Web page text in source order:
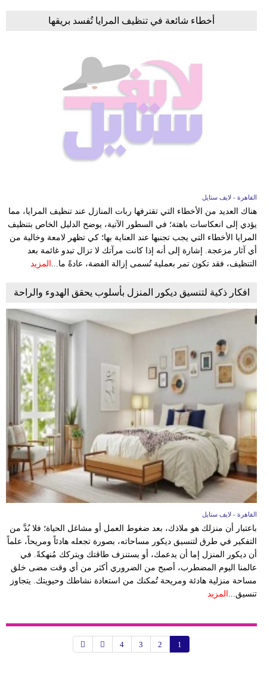
أخطاء شائعة في تنظيف المرايا تُفسد بريقها
القاهرة - لايف ستايل
هناك العديد من الأخطاء التي تقترفها ربات المنازل عند تنظيف المرايا، مما
يؤدي إلى انعكاسات باهتة؛ في السطور الآتية، يوضح الدليل الخاص بتنظيف
المرايا الأخطاء التي يجب تجنبها عند العناية بها؛ كي تظهر لامعة وخالية من
أي آثار مزعجة. إشارة إلى أنه إذا كانت مرآتك لا تزال تبدو غائمة بعد
التنظيف، فقد تكون تمر بعملية تُسمى إزالة الفضة، عادةً ما... المزيد
افكار ذكية لتنسيق ديكور المنزل بأسلوب يحقق الهدوء والراحة
القاهرة - لايف ستايل
باعتبار أن منزلك هو ملاذك، بعد ضغوط العمل أو مشاغل الحياة؛ فلا بُدَّ من
التفكير في طرق لتنسيق ديكور مساحاته، بصورة تجعله هادئاً ومريحاً، علماً
أن ديكور المنزل إما أن يدعمك، أو يستنزف طاقتك ويتركك مُنهكةً. في
عالمنا اليوم المضطرب، أصبح من الضروري أكثر من أي وقت مضى خلق
مساحة منزلية هادئة ومريحة تُمكنك من استعادة نشاطك وحيويتك. يتجاوز
تنسيق... المزيد
1
2
3
4